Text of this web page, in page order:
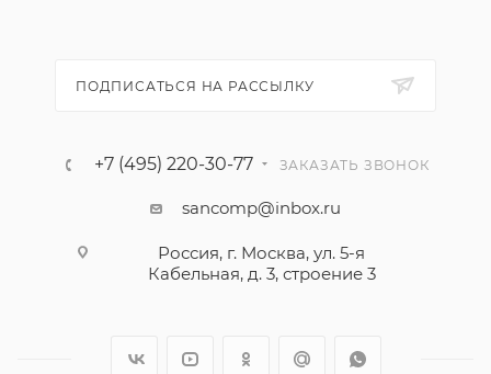
ПОДПИСАТЬСЯ НА РАССЫЛКУ
+7 (495) 220-30-77 ЗАКАЗАТЬ ЗВОНОК
sancomp@inbox.ru
Россия, г. Москва, ул. 5-я
Кабельная, д. 3, строение 3